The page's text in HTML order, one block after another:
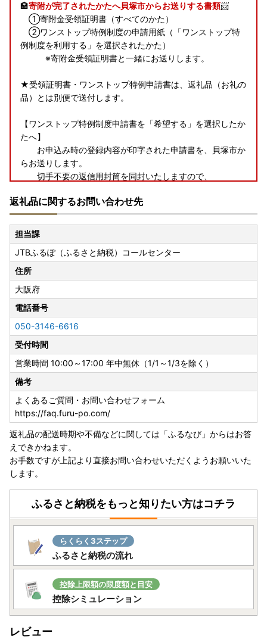
🏣寄附が完了されたかたへ貝塚市からお送りする書類📨
①寄附金受領証明書（すべてのかた）
②ワンストップ特例制度の申請用紙（「ワンストップ特
例制度を利用する」を選択されたかた）
※寄附金受領証明書と一緒にお送りします。
★受領証明書・ワンストップ特例申請書は、返礼品（お礼の
品）とは別便で送付します。
【ワンストップ特例制度申請書を「希望する」を選択したか
たへ】
お申込み時の登録内容が印字された申請書を、貝塚市か
らお送りします。
切手不要の返信用封筒を同封いたしますので、
と一緒にご返送ください。
※詳細は、一緒にお送りする「ワンストップ特例申請書の
記入と添付書類について」の説明書をお読みください。
【返礼品および寄附受領証明書の送付について】
貝塚市では返礼品（お礼の品）と寄附受領証明書(ワンスト
ップ特例申請書含む)は
別々の発送となります。
また、返礼品は提供事業者からの直送となりますので
複数の返礼品をお申込みの場合は、到着日が別々になること
があります。
※タオルや水なすの返礼品提供事業者は複数あります。
---------------------------------------------------------------
----
★ワンストップ特例制度について
【ワンストップ特例申請書の送付先】
〒683-0812
鳥取県米子市角盤町１-27-２ グッドブレスガーデン ４Ｆ
貝塚市 ふるさと納税業務受託業者（株式会社エッグ）宛
【重要 ワンストップ特例申請在中】
返礼品に関するお問い合わせ先
担当課
JTBふるぽ（ふるさと納税）コールセンター
住所
大阪府
電話番号
050-3146-6616
受付時間
営業時間 10:00～17:00 年中無休（1/1～1/3を除く）
備考
よくあるご質問・お問い合わせフォーム
https://faq.furu-po.com/
返礼品の配送時期や不備などに関しては「ふるなび」からはお答
えできかねます。
お手数ですが上記より直接お問い合わせいただくようお願いいた
します。
ふるさと納税をもっと知りたい方はコチラ
らくらく3ステップ
ふるさと納税の流れ
控除上限額の限度額と目安
控除シミュレーション
レビュー